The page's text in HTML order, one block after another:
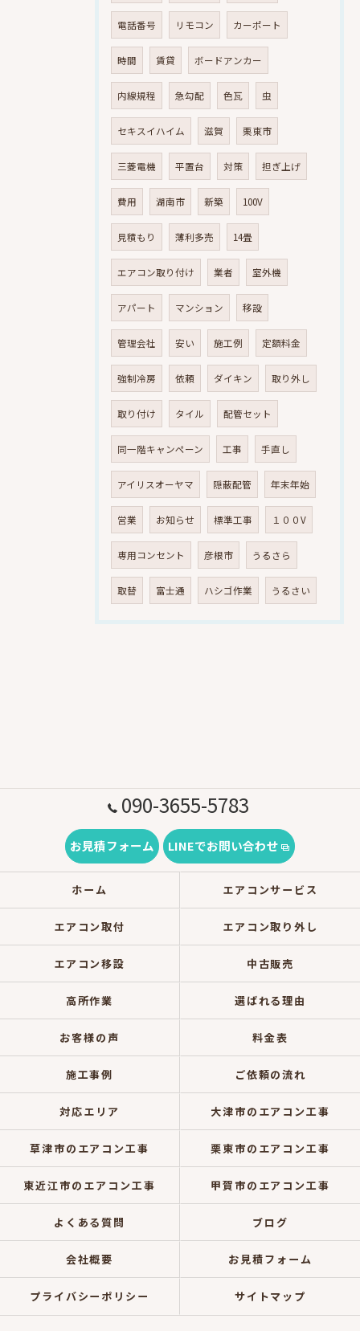
電話番号 リモコン カーポート
時間 賃貸 ボードアンカー
内線規程 急勾配 色瓦 虫
セキスイハイム 滋賀 栗東市
三菱電機 平置台 対策 担ぎ上げ
費用 湖南市 新築 100V
見積もり 薄利多売 14畳
エアコン取り付け 業者 室外機
アパート マンション 移設
管理会社 安い 施工例 定額料金
強制冷房 依頼 ダイキン 取り外し
取り付け タイル 配管セット
同一階キャンペーン 工事 手直し
アイリスオーヤマ 隠蔽配管 年末年始
営業 お知らせ 標準工事 １００V
専用コンセント 彦根市 うるさら
取替 富士通 ハシゴ作業 うるさい
090-3655-5783
お見積フォーム LINEでお問い合わせ
ホーム エアコンサービス
エアコン取付 エアコン取り外し
エアコン移設 中古販売
高所作業 選ばれる理由
お客様の声 料金表
施工事例 ご依頼の流れ
対応エリア 大津市のエアコン工事
草津市のエアコン工事 栗東市のエアコン工事
東近江市のエアコン工事 甲賀市のエアコン工事
よくある質問 ブログ
会社概要 お見積フォーム
プライバシーポリシー サイトマップ